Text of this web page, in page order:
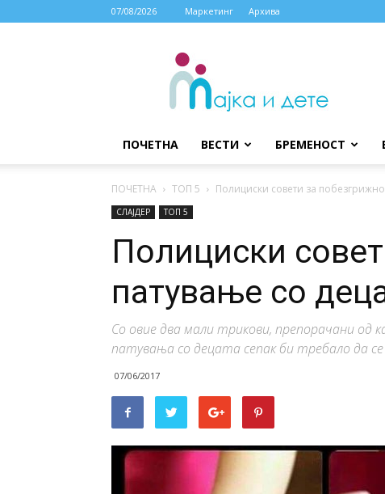
07/08/2026 Маркетинг Архива
МАЈКА
ДЕТЕ
ПОЧЕТНА ВЕСТИ БРЕМЕНОСТ
ПОЧЕТНА ТОП 5 Полициски совети за
СЛАЈДЕР ТОП 5
Полициски
патување со
Со овие два мали трикови, препорачани
патувања со децата сепак би требало да
07/06/2017